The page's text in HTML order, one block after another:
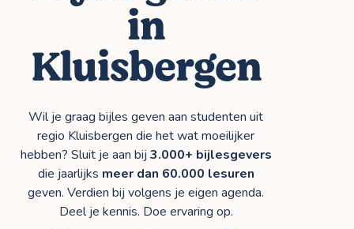
in
Kluisbergen
Wil je graag bijles geven aan studenten uit
regio Kluisbergen die het wat moeilijker
hebben? Sluit je aan bij 3.000+ bijlesgevers
die jaarlijks meer dan 60.000 lesuren
geven. Verdien bij volgens je eigen agenda.
Deel je kennis. Doe ervaring op.